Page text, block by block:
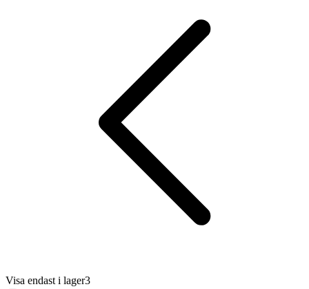
Visa endast i lager3